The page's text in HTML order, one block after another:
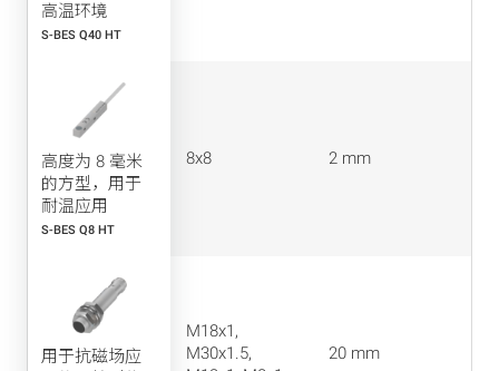
高温环境
S-BES Q40 HT
高度为 8 毫米
的方型，用于
耐温应用
S-BES Q8 HT
8x8 2 mm
用于抗磁场应
M18x1,
M30x1.5,
20 mm